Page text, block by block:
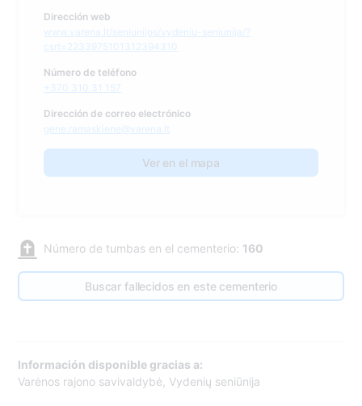
Dirección web
www.varena.lt/seniunijos/vydeniu-seniunija/?
csrt=2233975101312394310
Número de teléfono
+370 310 31 157
Dirección de correo electrónico
gene.ramaskiene@varena.lt
Ver en el mapa
Número de tumbas en el cementerio: 160
Buscar fallecidos en este cementerio
Información disponible gracias a:
Varėnos rajono savivaldybė, Vydenių seniūnija